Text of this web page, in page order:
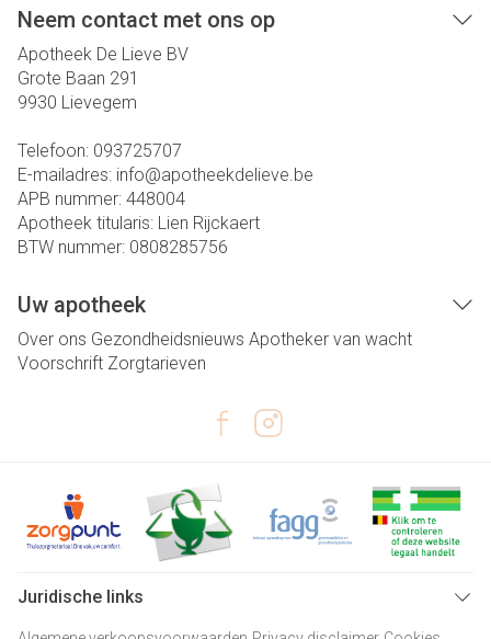
Neem contact met ons op
Apotheek De Lieve BV
Grote Baan 291
9930 Lievegem
Telefoon: 093725707
E-mailadres: info@apotheekdelieve.be
APB nummer: 448004
Apotheek titularis: Lien Rijckaert
BTW nummer: 0808285756
Uw apotheek
Over ons Gezondheidsnieuws Apotheker van wacht
Voorschrift Zorgtarieven
Juridische links